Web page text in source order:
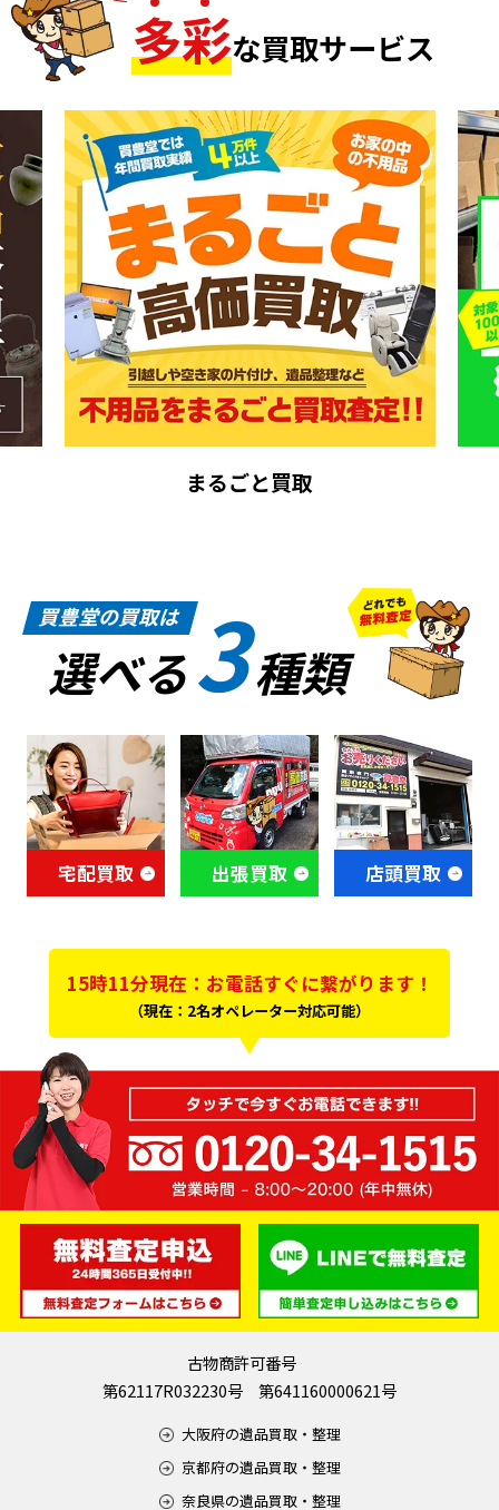
多彩な買取サービス
まるごと買取
買豊堂の買取は
選べる3種類
宅配買取 出張買取 店頭買取
15時11分現在：お電話すぐに繋がります！
（現在：2名オペレーター対応可能）
古物商許可番号
第62117R032230号 第641160000621号
大阪府の遺品買取・整理
京都府の遺品買取・整理
奈良県の遺品買取・整理